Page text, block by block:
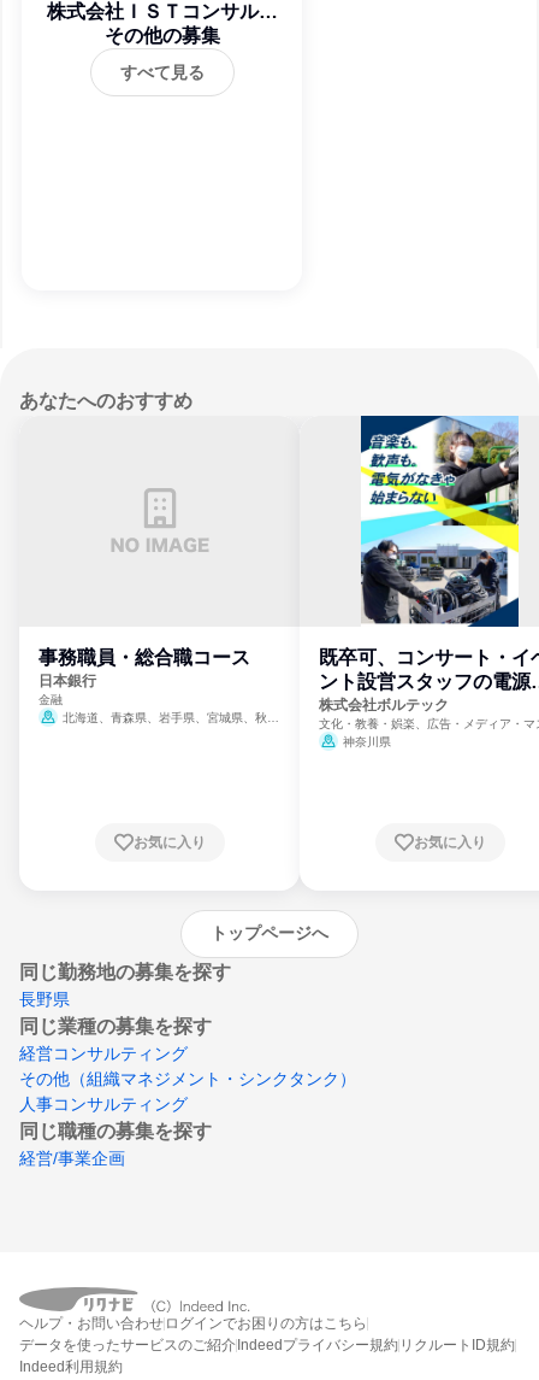
株式会社ＩＳＴコンサルテ
ィング
その他の募集
すべて見る
あなたへのおすすめ
事務職員・総合職コース
日本銀行
金融
北海道、青森県、岩手県、宮城県、秋田
崎県、熊本県、大分県、宮崎県、鹿児島県、
お気に入り
既卒可、コンサート・イ
ント設営スタッフの電源
門
株式会社ボルテック
文化・教養・娯楽、広告・メディア・マ
ミ、電力・ガス・水道・エネルギー
神奈川県
お気に入り
トップページへ
同じ勤務地の募集を探す
長野県
同じ業種の募集を探す
経営コンサルティング
その他（組織マネジメント・シンクタンク）
人事コンサルティング
同じ職種の募集を探す
経営/事業企画
ヘルプ・お問い合わせ ログインでお困りの方はこちら
データを使ったサービスのご紹介Indeedプライバシー規約 リクルートID規約
Indeed利用規約